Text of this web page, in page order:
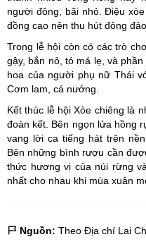
người đông, bãi nhỏ. Điệu
đồng cao nên thu hút đông
Trong lễ hội còn có các trò
gậy, bắn nỏ, tó má lẹ, và
hoa của người phụ nữ Thái
Cơm lam, cá nướng.
Kết thúc lễ hội Xòe chiêng là
đoàn kết. Bên ngọn lửa hồng
vang lời ca tiếng hát trên
Bên những bình rượu cần
thức hương vị của núi rừng
nhất cho nhau khi mùa xuân
Nguồn: Theo Địa chí Lai